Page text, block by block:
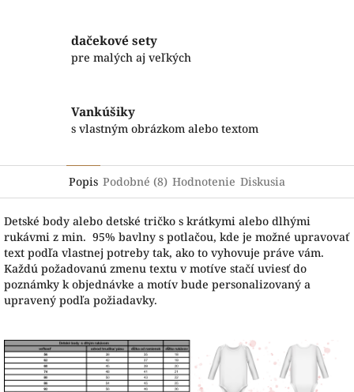
dačekové sety
pre malých aj veľkých
Vankúšiky
s vlastným obrázkom alebo textom
Popis Podobné (8) Hodnotenie Diskusia
Detské body alebo detské tričko s krátkymi alebo dlhými
rukávmi z min. 95% bavlny s potlačou, kde je možné upravovať
text podľa vlastnej potreby tak, ako to vyhovuje práve vám.
Každú požadovanú zmenu textu v motíve stačí uviesť do
poznámky k objednávke a motív bude personalizovaný a
upravený podľa požiadavky.